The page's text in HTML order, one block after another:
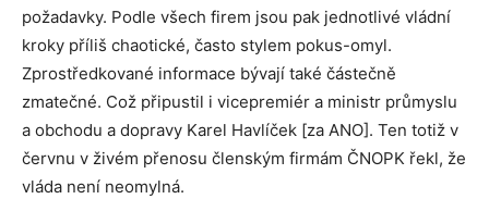
požadavky. Podle všech firem jsou pak jednotlivé vládní
kroky příliš chaotické, často stylem pokus-omyl.
Zprostředkované informace bývají také částečně
zmatečné. Což připustil i vicepremiér a ministr průmyslu
a obchodu a dopravy Karel Havlíček [za ANO]. Ten totiž v
červnu v živém přenosu členským firmám ČNOPK řekl, že
vláda není neomylná.